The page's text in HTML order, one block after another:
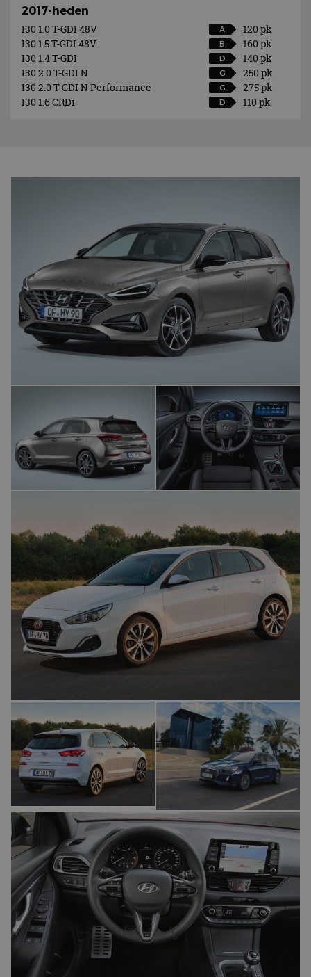
2017-heden
I30 1.0 T-GDI 48V
A
120 pk
I30 1.5 T-GDI 48V
B
160 pk
I30 1.4 T-GDI
D
140 pk
I30 2.0 T-GDI N
G
250 pk
I30 2.0 T-GDI N Performance
G
275 pk
I30 1.6 CRDi
D 110 pk